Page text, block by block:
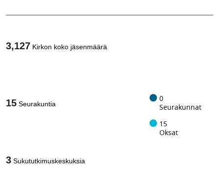
3,127 Kirkon koko jäsenmäärä
15 Seurakuntia
0
Seurakunnat
15
Oksat
3 Sukututkimuskeskuksia